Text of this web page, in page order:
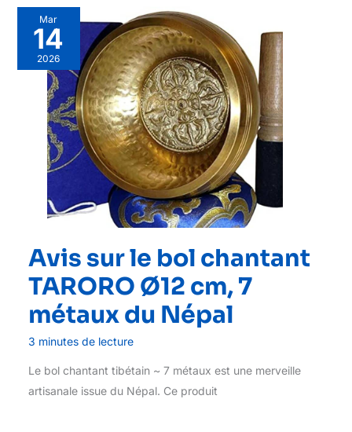
Mar
14
2026
Avis sur le bol chantant
TARORO Ø12 cm, 7
métaux du Népal
3 minutes de lecture
Le bol chantant tibétain ~ 7 métaux est une merveille
artisanale issue du Népal. Ce produit